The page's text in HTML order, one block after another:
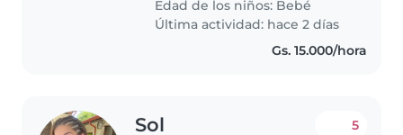
buscando una niñera cariñosa y
responsable..
Edad de los niños: Bebé
Última actividad: hace 2 días
Gs. 15.000/hora
Sol 5